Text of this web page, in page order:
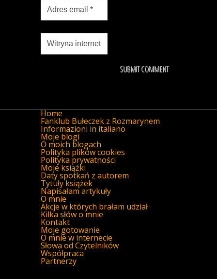
Home
Fanklub Bułeczek z Rozmarynem
Informazioni in italiano
Moje blogi
O moich blogach
Polityka plików cookies
Polityka prywatności
Moje książki
Daty spotkań z autorem
Tytuły książek
Napisałam artykuły
O mnie
Akcje w których brałam udział
Kilka słów o mnie
Kontakt
Moje gotowanie
O mnie w internecie
Słowa od Czytelników
Współpraca
Partnerzy